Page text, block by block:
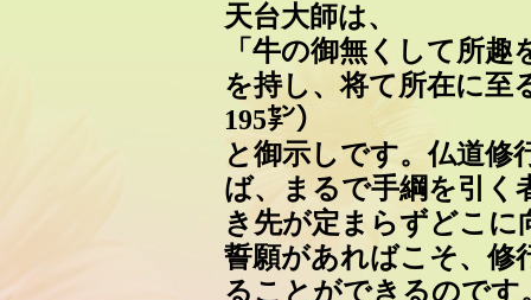
天台大師は、
「牛の御無くして所
を持し、将て所在に
195㌢）
と御示しです。仏道修
ば、まるで手綱を引く
き先が定まらずどこ
誓願があればこそ、修
ることができるのです